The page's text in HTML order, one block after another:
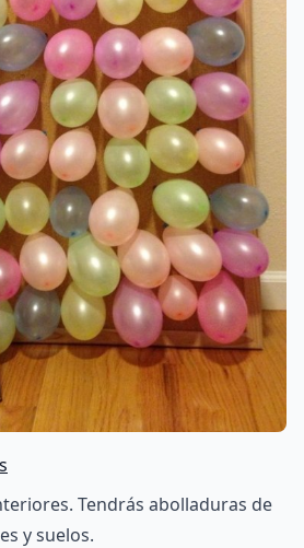
Tendrás abolladuras de
y suelos.